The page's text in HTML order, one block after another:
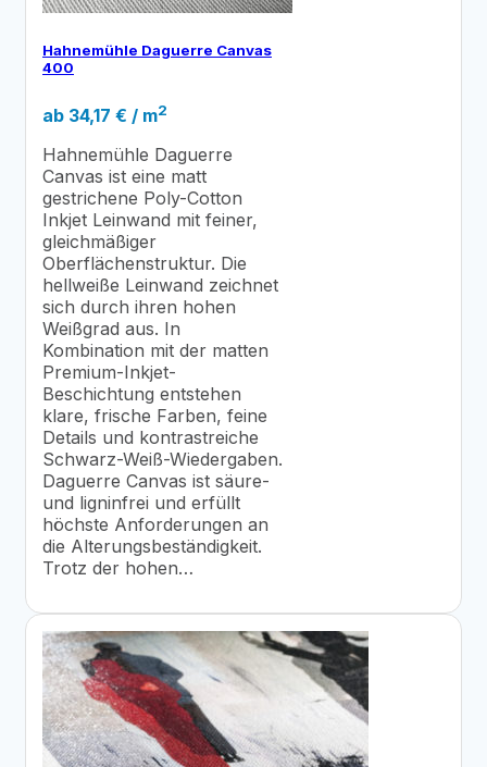
Hahnemühle Daguerre Canvas
400
ab 34,17 € / m2
Hahnemühle Daguerre
Canvas ist eine matt
gestrichene Poly-Cotton
Inkjet Leinwand mit feiner,
gleichmäßiger
Oberflächenstruktur. Die
hellweiße Leinwand zeichnet
sich durch ihren hohen
Weißgrad aus. In
Kombination mit der matten
Premium-Inkjet-
Beschichtung entstehen
klare, frische Farben, feine
Details und kontrastreiche
Schwarz-Weiß-Wiedergaben.
Daguerre Canvas ist säure-
und ligninfrei und erfüllt
höchste Anforderungen an
die Alterungsbeständigkeit.
Trotz der hohen…